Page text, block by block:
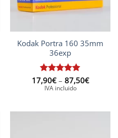
Kodak Portra 160 35mm
36exp
Puntuat
amb5de
17,90€ – 87,50€Interval
IVA incluido